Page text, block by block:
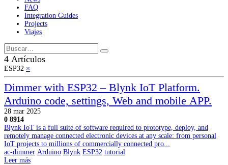
FAQ
Integration Guides
Projects
Viajes
4 Artículos
ESP32 ×
Dimmer with ESP32 – Blynk IoT Platform.
Arduino code, settings, Web and mobile APP.
28 mar 2025
0 8914
Blynk IoT is a full suite of software required to prototype, deploy, and
remotely manage connected electronic devices at any scale: from personal
IoT projects to millions of commercially connected pro...
ac-dimmer Arduino Blynk ESP32 tutorial
Leer más